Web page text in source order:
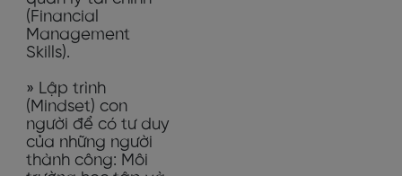
(Financial
Management
Skills).
» Lập trình
(Mindset) con
người để có tư duy
của những người
thành công: Môi